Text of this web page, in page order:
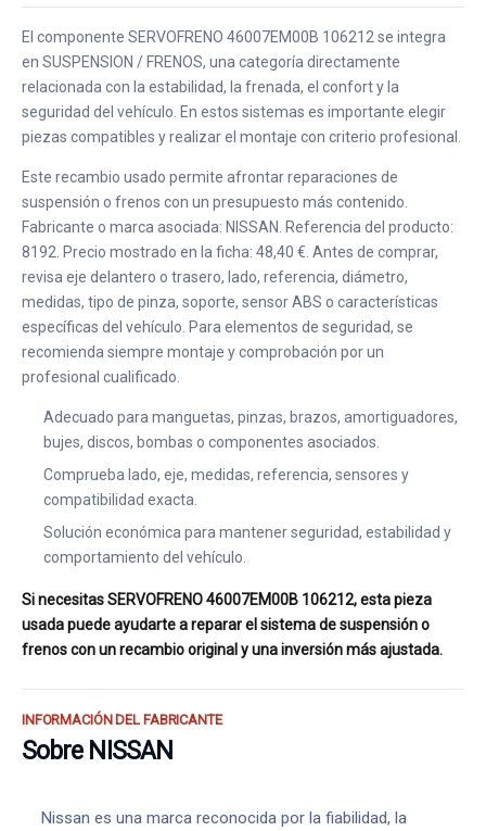
El componente SERVOFRENO 46007EM00B 106212 se integra
en SUSPENSION / FRENOS, una categoría directamente
relacionada con la estabilidad, la frenada, el confort y la
seguridad del vehículo. En estos sistemas es importante elegir
piezas compatibles y realizar el montaje con criterio profesional.
Este recambio usado permite afrontar reparaciones de
suspensión o frenos con un presupuesto más contenido.
Fabricante o marca asociada: NISSAN. Referencia del producto:
8192. Precio mostrado en la ficha: 48,40 €. Antes de comprar,
revisa eje delantero o trasero, lado, referencia, diámetro,
medidas, tipo de pinza, soporte, sensor ABS o características
específicas del vehículo. Para elementos de seguridad, se
recomienda siempre montaje y comprobación por un
profesional cualificado.
Adecuado para manguetas, pinzas, brazos, amortiguadores,
bujes, discos, bombas o componentes asociados.
Comprueba lado, eje, medidas, referencia, sensores y
compatibilidad exacta.
Solución económica para mantener seguridad, estabilidad y
comportamiento del vehículo.
Si necesitas SERVOFRENO 46007EM00B 106212, esta pieza
usada puede ayudarte a reparar el sistema de suspensión o
frenos con un recambio original y una inversión más ajustada.
INFORMACIÓN DEL FABRICANTE
Sobre NISSAN
Nissan es una marca reconocida por la fiabilidad, la